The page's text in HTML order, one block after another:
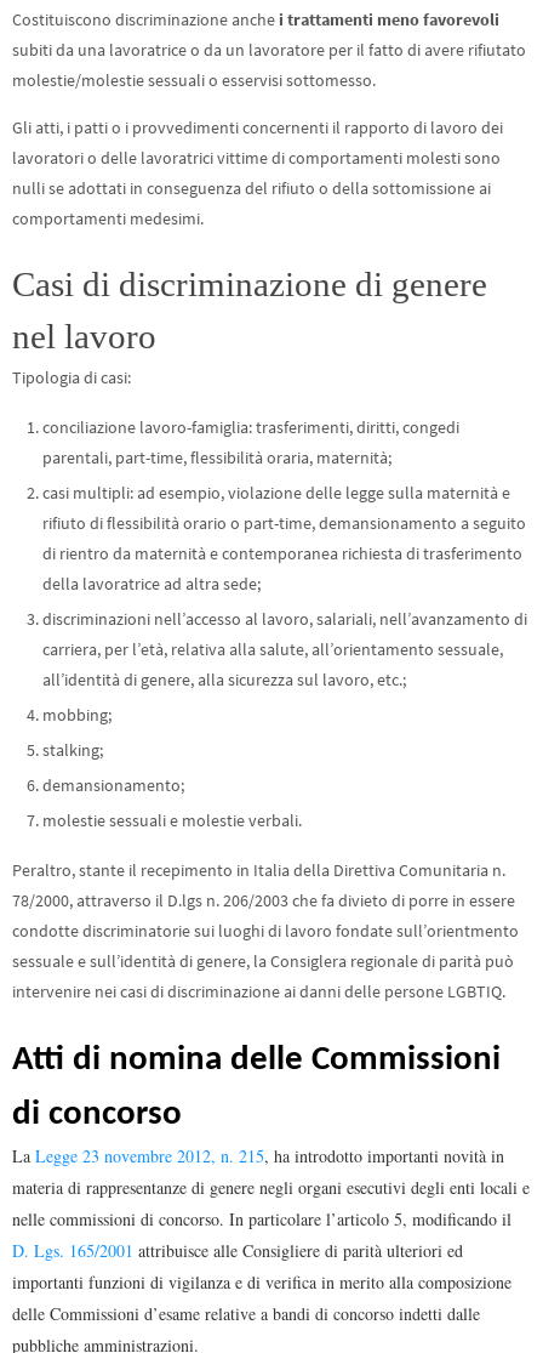
Costituiscono discriminazione anche i trattamenti meno favorevoli
subiti da una lavoratrice o da un lavoratore per il fatto di avere rifiutato
molestie/molestie sessuali o esservisi sottomesso.
Gli atti, i patti o i provvedimenti concernenti il rapporto di lavoro dei
lavoratori o delle lavoratrici vittime di comportamenti molesti sono
nulli se adottati in conseguenza del rifiuto o della sottomissione ai
comportamenti medesimi.
Casi di discriminazione di genere
nel lavoro
Tipologia di casi:
conciliazione lavoro-famiglia: trasferimenti, diritti, congedi
parentali, part-time, flessibilità oraria, maternità;
casi multipli: ad esempio, violazione delle legge sulla maternità e
rifiuto di flessibilità orario o part-time, demansionamento a seguito
di rientro da maternità e contemporanea richiesta di trasferimento
della lavoratrice ad altra sede;
discriminazioni nell’accesso al lavoro, salariali, nell’avanzamento di
carriera, per l’età, relativa alla salute, all’orientamento sessuale,
all’identità di genere, alla sicurezza sul lavoro, etc.;
mobbing;
stalking;
demansionamento;
molestie sessuali e molestie verbali.
Peraltro, stante il recepimento in Italia della Direttiva Comunitaria n.
78/2000, attraverso il D.lgs n. 206/2003 che fa divieto di porre in essere
condotte discriminatorie sui luoghi di lavoro fondate sull’orientmento
sessuale e sull’identità di genere, la Consiglera regionale di parità può
intervenire nei casi di discriminazione ai danni delle persone LGBTIQ.
Atti di nomina delle Commissioni
di concorso
La Legge 23 novembre 2012, n. 215, ha introdotto importanti novità in
materia di rappresentanze di genere negli organi esecutivi degli enti locali e
nelle commissioni di concorso. In particolare l’articolo 5, modificando il
D. Lgs. 165/2001 attribuisce alle Consigliere di parità ulteriori ed
importanti funzioni di vigilanza e di verifica in merito alla composizione
delle Commissioni d’esame relative a bandi di concorso indetti dalle
pubbliche amministrazioni.